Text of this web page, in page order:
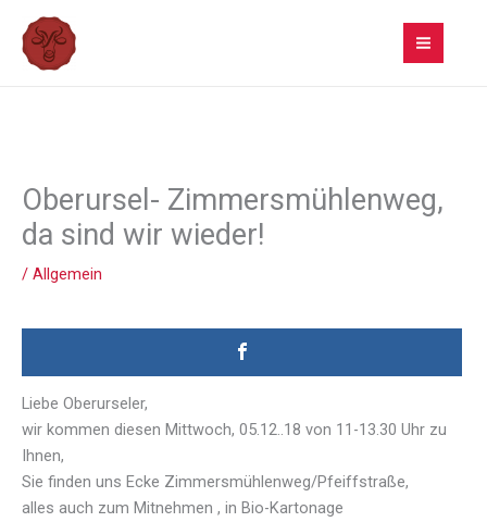
Inhalt
springen
Oberursel- Zimmersmühlenweg,
da sind wir wieder!
/ Allgemein
Liebe Oberurseler,
wir kommen diesen Mittwoch, 05.12..18 von 11-13.30 Uhr zu
Ihnen,
Sie finden uns Ecke Zimmersmühlenweg/Pfeiffstraße,
alles auch zum Mitnehmen , in Bio-Kartonage